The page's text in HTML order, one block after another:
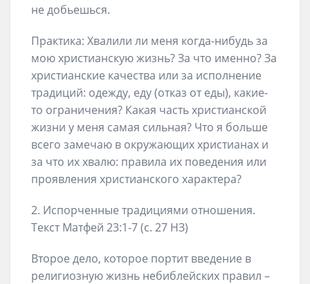
не добьешься.
Практика: Хвалили ли меня когда-нибудь за
мою христианскую жизнь? За что именно? За
христианские качества или за исполнение
традиций: одежду, еду (отказ от еды), какие-
то ограничения? Какая часть христианской
жизни у меня самая сильная? Что я больше
всего замечаю в окружающих христианах и
за что их хвалю: правила их поведения или
проявления христианского характера?
2. Испорченные традициями отношения.
Текст Матфей 23:1-7 (с. 27 НЗ)
Второе дело, которое портит введение в
религиозную жизнь небиблейских правил –